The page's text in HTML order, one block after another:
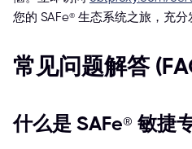
您的 SAFe® 生态系统之旅，充分
常见问题解答
什么是 SAFe® 敏捷